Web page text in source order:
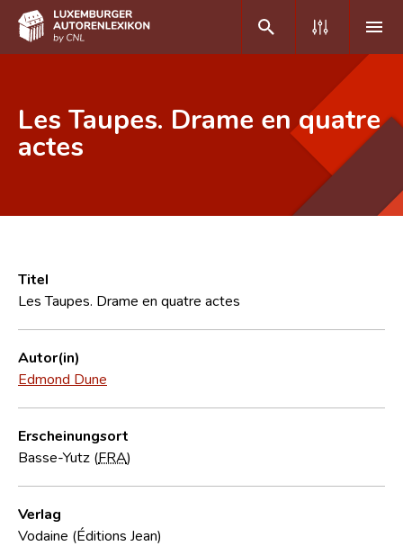
Häufige Fragen und Antworten
CNL
Forschungsgruppe
Kontakt
Les Taupes. Drame en quatre
actes
Titel
Les Taupes. Drame en quatre actes
Autor(in)
Edmond Dune
Erscheinungsort
Basse-Yutz (FRA)
Verlag
Vodaine (Éditions Jean)